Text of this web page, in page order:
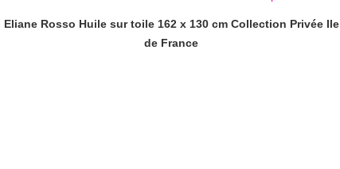
Eliane Rosso Huile sur toile 162 x 130 cm Collection Privée Ile
de France